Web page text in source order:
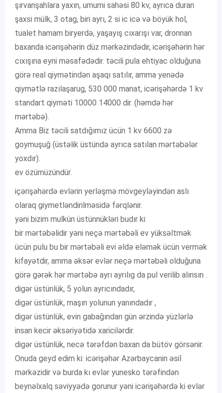
şırvanşahlara yaxın, umumi sahəsi 80 kv, ayrıca duran
şaxsi mülk, 3 otag, biri ayrı, 2 si ic icə və böyük hol,
tualet hamam biryerdə, yaşayış cıxarışı var, dronnan
baxanda icərişəhərin düz mərkəzindədir, icərişəhərin hər
cıxışına eyni məsafədədir. təcili pula ehtiyac olduğuna
görə real qiymətindən aşaqı satılır, amma yenədə
qiymətlə razılaşarug, 530 000 manat, icərişəhərdə 1 kv
standart qiyməti 10000 14000 dir. (həmdə hər
mərtəbə).
Amma Biz təcili satdığımız ücün 1 kv 6600 zə
goymuşuğ (üstəlik üstündə ayrıca satılan mərtəbələr
yoxdır).
ev özümüzündür.
içərişəhərdə evlərin yerləşmə mövgeyləyindən aslı
olaraq giymetləndirilməsidə fərqlənir.
yəni bizim mulkün üstünnükləri budır ki:
bir mərtəbəlidir yəni neçə mərtəbəli ev yüksəltmək
ücün pulu bu bir mərtəbəli evi əldə eləmək ücün vermək
kifayətdir, amma əksər evlər neçə mərtəbəli olduğuna
görə gərək hər mərtəbə ayrı ayrılıg da pul verilib alınsın .
digər üstünlük, 5 yolun ayrıcındadır,
digər üstünlük, maşın yolunun yanındadır ,
digər üstünlük, evin gabağından gün ərzində yüzlərlə
insan kecir əksəriyətidə xaricilərdir.
digər üstünlük, necə tərəfdən baxan da bütöv görsənir.
Onuda geyd edim ki: icərişəhər Azərbaycanin əsil
mərkəzidir və burda kı evlər yunesko tərəfindən
beynəlxalq səviyyədə gorunur yəni icərişəhərdə ki evlər